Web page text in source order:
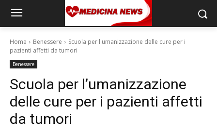
Home Benessere
Scuola per l'umanizzazione delle cure per i
pazienti affetti da tumori
Benessere
Scuola per l’umanizzazione
delle cure per i pazienti affetti
da tumori